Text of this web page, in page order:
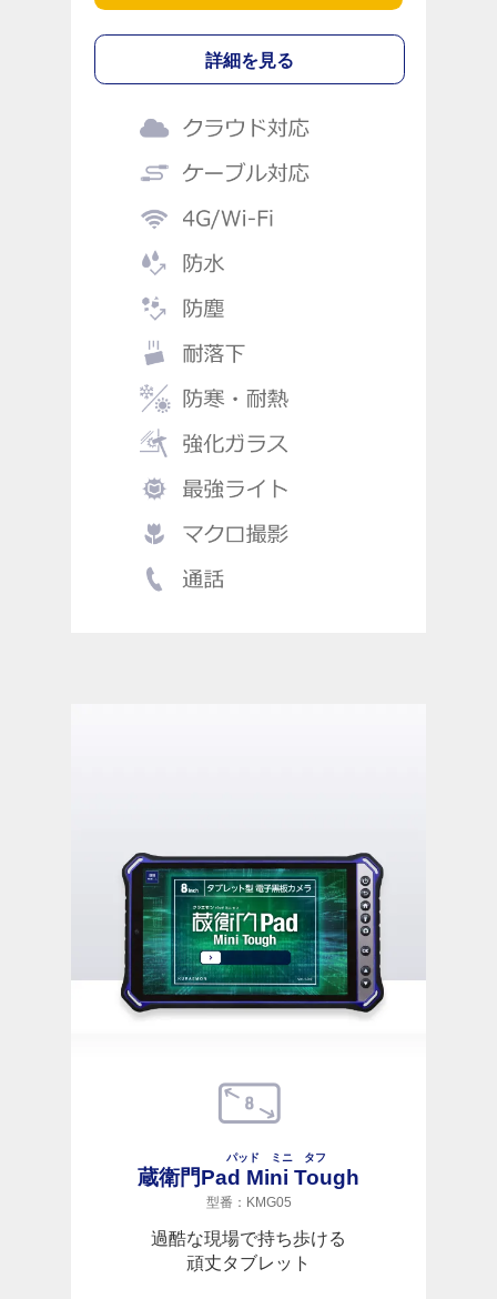
詳細を見る
蔵衛門Pad Mini Tough
パッド ミニ タフ
型番：KMG05
過酷な現場で持ち歩ける
頑丈タブレット